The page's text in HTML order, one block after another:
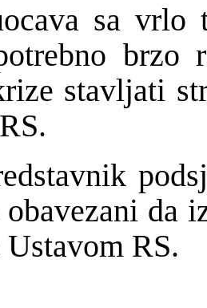
sa vrlo
brzo
stavljati
da
Ustavom RS.